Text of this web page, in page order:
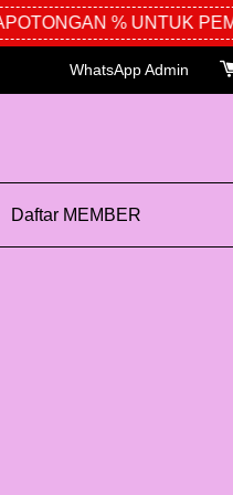
% UNTUK
WhatsApp Admin
Daftar MEMBER